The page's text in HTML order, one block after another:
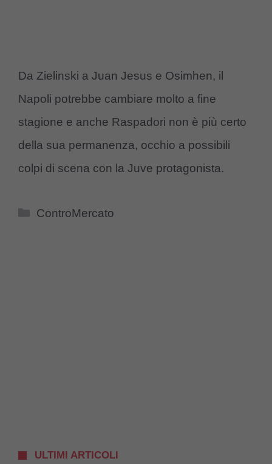
Da Zielinski a Juan Jesus e Osimhen, il
Napoli potrebbe cambiare molto a fine
stagione e anche Raspadori non è più certo
della sua permanenza, occhio a possibili
colpi di scena con la Juve protagonista.
Categorie
ControMercato
ULTIMI ARTICOLI